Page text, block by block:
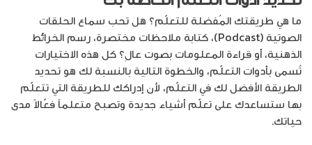
ما هي طريقتك المُفضلة للتعلّم؟ هل تحب سماع الحلقات
الصوتية (Podcast)، كتابة ملاحظات مختصرة، رسم الخرائط
الذهنية، أو قراءة المعلومات بصوت عالِ؟ كل هذه الاختيارات
تُسمى بأدوات التعلّم، والخطوة التالية بالنسبة لك هو تحديد
الطريقة الأفضل لك في التعلّم، لأن إدراكك للطريقة التي تتعلّم
بها ستساعدك على تعلّم أشياء جديدة وتصبح متعلماً فعّالاً مدى
حياتك.